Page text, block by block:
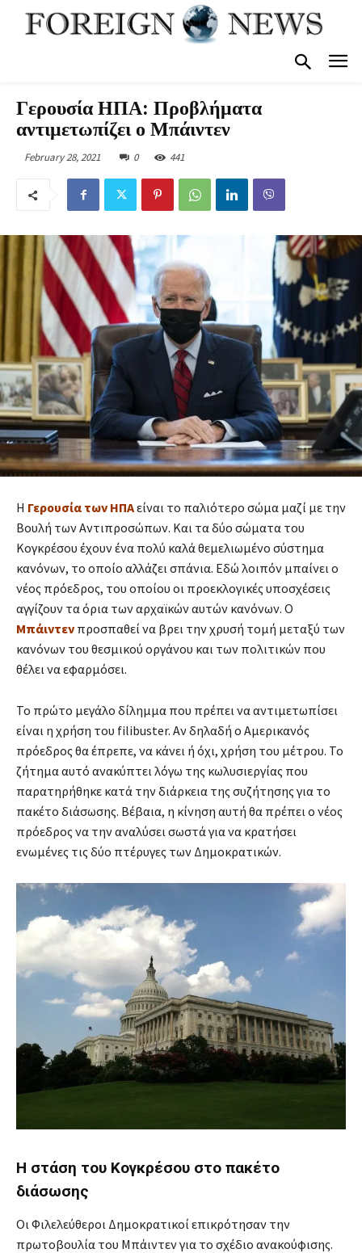
Γερουσία ΗΠΑ: Προβλήματα
αντιμετωπίζει ο Μπάιντεν
February 28, 2021 0 441
Η Γερουσία των ΗΠΑείναι το παλιότερο σώμα μαζί με την
Βουλή των Αντιπροσώπων. Και τα δύο σώματα του
Κογκρέσου έχουν ένα πολύ καλά θεμελιωμένο σύστημα
κανόνων, το οποίο αλλάζει σπάνια. Εδώ λοιπόν μπαίνει ο
νέος πρόεδρος, του οποίου οι προεκλογικές υποσχέσεις
αγγίζουν τα όρια των αρχαϊκών αυτών κανόνων. Ο
Μπάιντεν προσπαθεί να βρει την χρυσή τομή μεταξύ των
κανόνων του θεσμικού οργάνου και των πολιτικών που
θέλει να εφαρμόσει.
Το πρώτο μεγάλο δίλημμα που πρέπει να αντιμετωπίσει
είναι η χρήση του filibuster. Αν δηλαδή ο Αμερικανός
πρόεδρος θα έπρεπε, να κάνει ή όχι, χρήση του μέτρου. Το
ζήτημα αυτό ανακύπτει λόγω της κωλυσιεργίας που
παρατηρήθηκε κατά την διάρκεια της συζήτησης για το
πακέτο διάσωσης. Βέβαια, η κίνηση αυτή θα πρέπει ο νέος
πρόεδρος να την αναλύσει σωστά για να κρατήσει
ενωμένες τις δύο πτέρυγες των Δημοκρατικών.
Η στάση του Κογκρέσου στο πακέτο
διάσωσης
Οι Φιλελεύθεροι Δημοκρατικοί επικρότησαν την
πρωτοβουλία του Μπάιντεν για το σχέδιο ανακούφισης.